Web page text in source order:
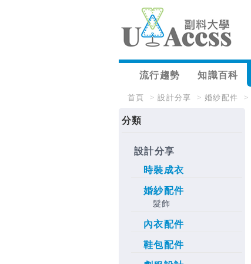
流行趨勢 知識百科
首頁 > 設計分享 > 婚紗配件 >
分類
設計分享
時裝成衣
婚紗配件
髮飾
內衣配件
鞋包配件